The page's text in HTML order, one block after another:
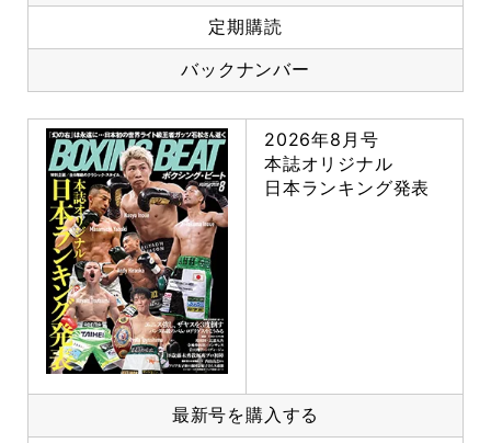
定期購読
バックナンバー
2026年8月号
本誌オリジナル
日本ランキング発表
最新号を購入する